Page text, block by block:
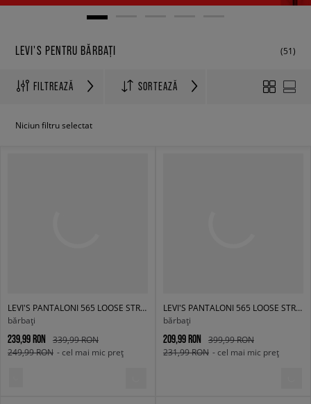
LEVI'S PENTRU BĂRBAȚI (51)
FILTREAZĂ SORTEAZĂ
Niciun filtru selectat
LEVI'S PANTALONI 565 LOOSE STRAIGHT LIGHT INDIGO - WORN IN
bărbați
239,99 RON
339,99 RON
249,99 RON - cel mai mic preț
LEVI'S PANTALONI 565 LOOSE STRAIGHT BROWNS
bărbați
209,99 RON
399,99 RON
231,99 RON - cel mai mic preț